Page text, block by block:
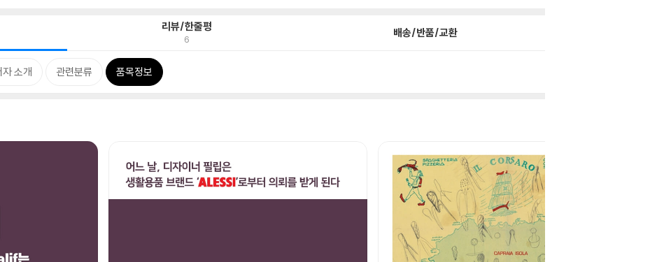
리뷰/한줄평
6 배송/반품/교환
자 소개 관련분류 품목정보